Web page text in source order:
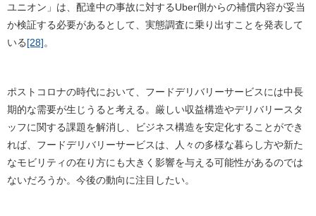
ユニオン」は、配達中の事故に対するUber側からの補償内容が妥当
か検証する必要があるとして、実態調査に乗り出すことを発表して
いる[28]。
ポストコロナの時代において、フードデリバリーサービスには中長
期的な需要が生じうると考える。厳しい収益構造やデリバリースタ
ッフに関する課題を解消し、ビジネス構造を安定化することができ
れば、フードデリバリーサービスは、人々の多様な暮らし方や新た
なモビリティの在り方にも大きく影響を与える可能性があるのでは
ないだろうか。今後の動向に注目したい。